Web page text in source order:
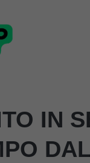
IN